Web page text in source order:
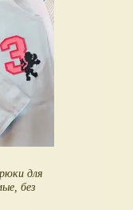
для
без